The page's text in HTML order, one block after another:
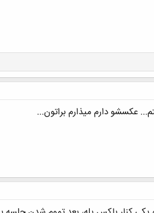
عکسشو دارم میذارم براتون...